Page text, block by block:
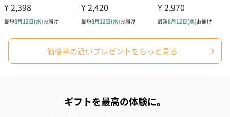
紅茶・コーヒー・スイーツ
紅茶・コーヒー・スイーツを同梱してお届けいたします。ギフト
価格帯の近いプレゼントをもっと見る
ギフトを最高の体験に。